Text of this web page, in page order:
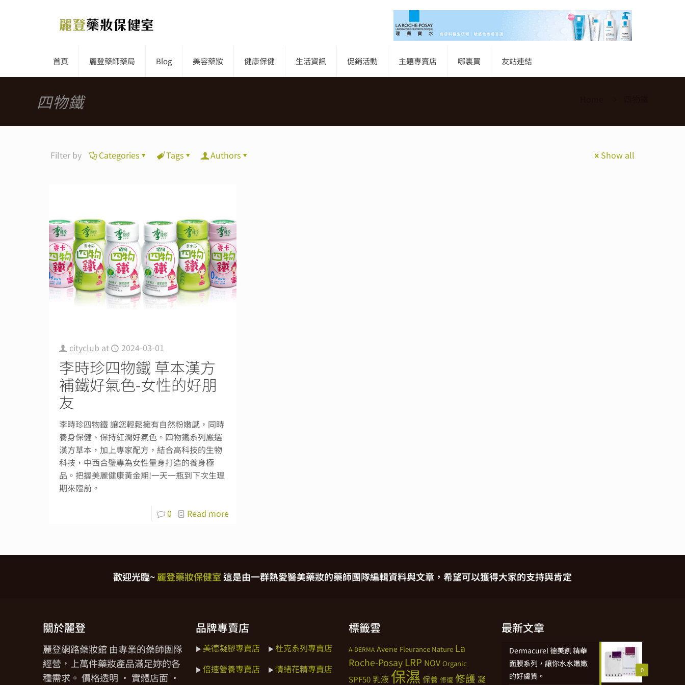
首頁 麗登藥師藥局 Blog 美容藥妝 健康保健 生活資訊 促銷活動 主題專賣店 哪裏買 友站連結
四物鐵
Filter by Categories Tags Authors Show all
cityclub at 2024-03-01
李時珍四物鐵 草本漢方
補鐵好氣色-女性的好朋
友
李時珍四物鐵 讓您輕鬆擁有自然粉嫩感，同時
養身保健、保持紅潤好氣色。四物鐵系列嚴選
漢方草本，加上專家配方，結合高科技的生物
科技，中西合璧專為女性量身打造的養身極
品。把握美麗健康黃金期!一天一瓶到下次生理
期來臨前。
0 Read more
歡迎光臨~麗登藥妝保健室這是由一群熱愛醫美藥妝的藥師團隊編輯資料與文章，希望可以獲得大家的支持與肯定
關於麗登
麗登網路藥妝館 由專業的藥師團隊
經營，上萬件藥妝產品滿足妳的各
種需求。 價格透明 · 實體店面 ·
品牌專賣店
► 美德凝膠專賣店 ► 杜克系列專賣店
► 倍速營養專賣店 ► 情緒花精專賣店
標籤雲
A-DERMA Avene Fleurance Nature La
Roche-Posay LRP NOV Organic
SPF50 乳液 保濕 保養 修復 修護 凝
最新文章
0
Dermacurel 德美凱 精華
面膜系列，讓你水水嫩嫩
的好膚質。